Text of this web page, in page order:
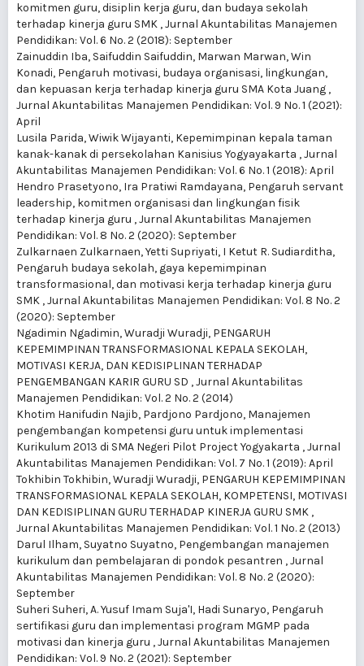
komitmen guru, disiplin kerja guru, dan budaya sekolah
terhadap kinerja guru SMK ,Jurnal Akuntabilitas Manajemen
Pendidikan: Vol. 6 No. 2 (2018): September
Zainuddin Iba, Saifuddin Saifuddin, Marwan Marwan, Win
Konadi, Pengaruh motivasi, budaya organisasi, lingkungan,
dan kepuasan kerja terhadap kinerja guru SMA Kota Juang ,
Jurnal Akuntabilitas Manajemen Pendidikan: Vol. 9 No. 1 (2021):
April
Lusila Parida, Wiwik Wijayanti, Kepemimpinan kepala taman
kanak-kanak di persekolahan Kanisius Yogyayakarta ,Jurnal
Akuntabilitas Manajemen Pendidikan: Vol. 6 No. 1 (2018): April
Hendro Prasetyono, Ira Pratiwi Ramdayana, Pengaruh servant
leadership, komitmen organisasi dan lingkungan fisik
terhadap kinerja guru ,Jurnal Akuntabilitas Manajemen
Pendidikan: Vol. 8 No. 2 (2020): September
Zulkarnaen Zulkarnaen, Yetti Supriyati, I Ketut R. Sudiarditha,
Pengaruh budaya sekolah, gaya kepemimpinan
transformasional, dan motivasi kerja terhadap kinerja guru
SMK ,Jurnal Akuntabilitas Manajemen Pendidikan: Vol. 8 No. 2
(2020): September
Ngadimin Ngadimin, Wuradji Wuradji, PENGARUH
KEPEMIMPINAN TRANSFORMASIONAL KEPALA SEKOLAH,
MOTIVASI KERJA, DAN KEDISIPLINAN TERHADAP
PENGEMBANGAN KARIR GURU SD ,Jurnal Akuntabilitas
Manajemen Pendidikan: Vol. 2 No. 2 (2014)
Khotim Hanifudin Najib, Pardjono Pardjono, Manajemen
pengembangan kompetensi guru untuk implementasi
Kurikulum 2013 di SMA Negeri Pilot Project Yogyakarta ,Jurnal
Akuntabilitas Manajemen Pendidikan: Vol. 7 No. 1 (2019): April
Tokhibin Tokhibin, Wuradji Wuradji, PENGARUH KEPEMIMPINAN
TRANSFORMASIONAL KEPALA SEKOLAH, KOMPETENSI, MOTIVASI
DAN KEDISIPLINAN GURU TERHADAP KINERJA GURU SMK ,
Jurnal Akuntabilitas Manajemen Pendidikan: Vol. 1 No. 2 (2013)
Darul Ilham, Suyatno Suyatno, Pengembangan manajemen
kurikulum dan pembelajaran di pondok pesantren ,Jurnal
Akuntabilitas Manajemen Pendidikan: Vol. 8 No. 2 (2020):
September
Suheri Suheri, A. Yusuf Imam Suja'I, Hadi Sunaryo, Pengaruh
sertifikasi guru dan implementasi program MGMP pada
motivasi dan kinerja guru ,Jurnal Akuntabilitas Manajemen
Pendidikan: Vol. 9 No. 2 (2021): September